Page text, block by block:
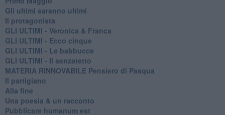
Gli ultimi saranno ultimi
Il protagonista
GLI ULTIMI - Veronica & Franca
GLI ULTIMI - Ecco cinque
GLI ULTIMI - Le babbucce
GLI ULTIMI - Il senzatetto
MATERIA RINNOVABILE Pensiero di Pasqua
Il partigiano
Alla fine
Una poesia & un racconto
Pubblicare humanum est